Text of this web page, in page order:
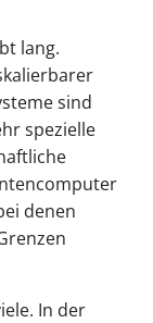
lang.
sind
spezielle
denen
In der